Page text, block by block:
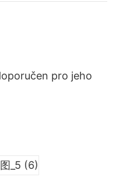
pro jeho